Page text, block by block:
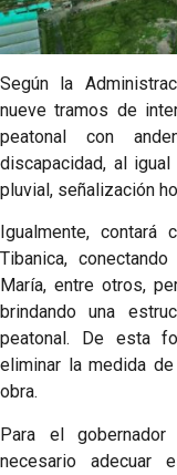
Según la
nueve tramos de
peatonal con
discapacidad, al
pluvial, señalización
Igualmente, contará
Tibanica,
María, entre otros,
brindando una
peatonal. De esta
eliminar la medida
obra.
Para el gobernador
necesario adecuar